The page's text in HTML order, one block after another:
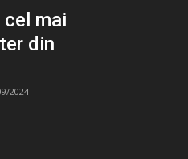
mai
din
2024